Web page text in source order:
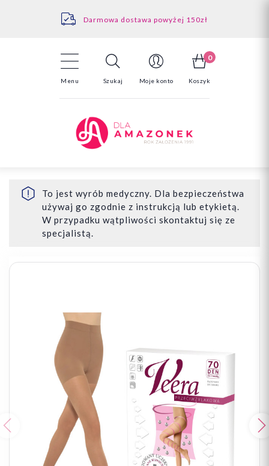
Darmowa dostawa powyżej 150zł
Odstąpienie od umowy - tutaj
Menu Szukaj Moje konto
0
Koszyk
To jest wyrób medyczny. Dla bezpieczeństwa
używaj go zgodnie z instrukcją lub etykietą.
W przypadku wątpliwości skontaktuj się ze
specjalistą.
Poprzedni